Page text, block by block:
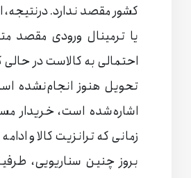
کشور مقصد ندارد. درنتیجه،
یا ترمینال ورودی
احتمالی به کالاست در
اشاره‌شده است، خریدار
زمانی که ترانزیت کالا و
بروز چنین سناریویی،